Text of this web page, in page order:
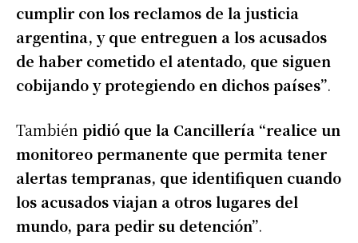
cumplir con los reclamos de la justicia
argentina, y que entreguen a los acusados
de haber cometido el atentado, que siguen
cobijando y protegiendo en dichos países”.
También pidió que la Cancillería “realice un
monitoreo permanente que permita tener
alertas tempranas, que identifiquen cuando
los acusados viajan a otros lugares del
mundo, para pedir su detención”.